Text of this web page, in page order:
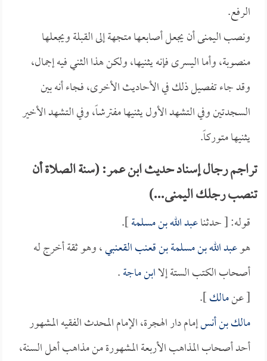
الرفع.
ونصب اليمنى أن يجعل أصابعها متجهة إلى القبلة ويجعلها
منصوبة، وأما اليسرى فإنه يثنيها، ولكن هذا الثني فيه إجمال،
وقد جاء تفصيل ذلك في الأحاديث الأخرى، فجاء أنه بين
السجدتين وفي التشهد الأول يثنيها مفترشاً، وفي التشهد الأخير
يثنيها متوركاً.
تراجم رجال إسناد حديث ابن عمر: (سنة الصلاة أن
تنصب رجلك اليمنى...)
قوله: [ حدثناعبد الله بن مسلمة].
هوعبد الله بن مسلمة بن قعنب القعنبي، وهو ثقة أخرج له
أصحاب الكتب الستة إلاابن ماجة.
[ عنمالك].
مالك بن أنسإمام دار الهجرة، الإمام المحدث الفقيه المشهور
أحد أصحاب المذاهب الأربعة المشهورة من مذاهب أهل السنة،